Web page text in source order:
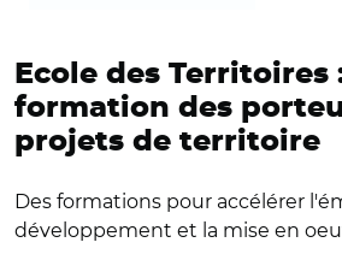
Ecole des Territoires
formation des
projets de territoire
Des formations pour accélérer
développement et la mise en